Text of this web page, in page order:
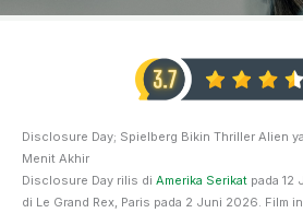
Disclosure Day; Spielberg Bikin Thriller Alien
Menit Akhir
Disclosure Day rilis di Amerika Serikat pada 12
di Le Grand Rex, Paris pada 2 Juni 2026. Film